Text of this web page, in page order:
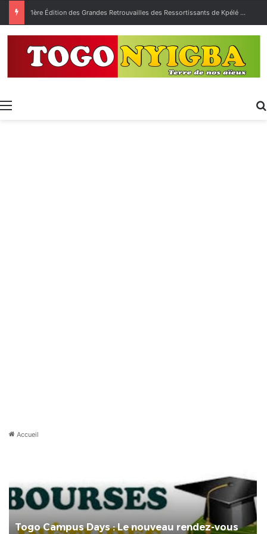
[LeCoupDeGuelle] Wow… quel peuple ?
Menu
Accueil
Togo Campus Days : Le nouveau rendez-vous